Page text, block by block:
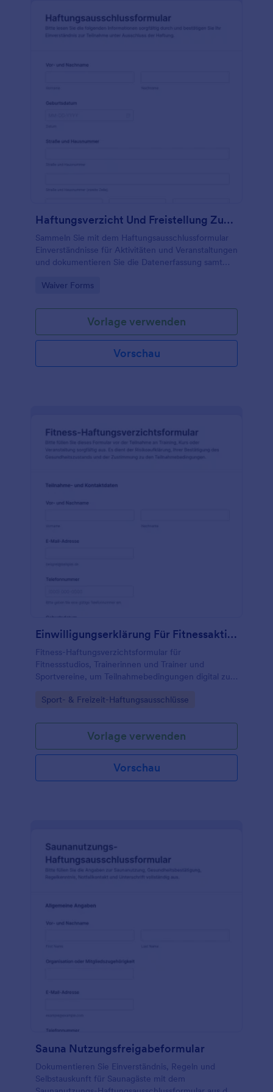
Haftungsverzicht Und Freistellung Zustimmungserklärung
Sammeln Sie mit dem Haftungsausschlussformular
Einverständnisse für Aktivitäten und Veranstaltungen
und dokumentieren Sie die Datenerfassung samt
Kursanbieter und Organisatoren.
Go to Category:
Waiver Forms
Vorlage verwenden
Vorschau
Einwilligungserklärung Für Fitnessaktivitäten
Fitness-Haftungsverzichtsformular für
Fitnessstudios, Trainerinnen und Trainer und
Sportvereine, um Teilnahmebedingungen digital zu
Datenerfassung vor Kursen und Trainings zu
Go to Category:
Sport- & Freizeit-Haftungsausschlüsse
Vorlage verwenden
Vorschau
Sauna Nutzungsfreigabeformular
Dokumentieren Sie Einverständnis, Regeln und
Selbstauskunft für Saunagäste mit dem